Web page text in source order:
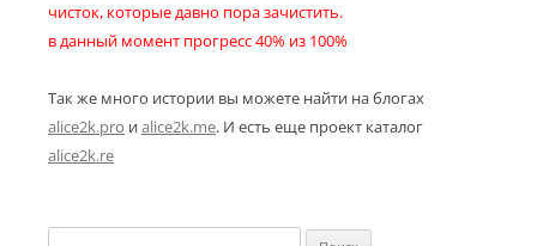
чисток, которые давно пора зачистить.
в данный момент прогресс 40% из 100%
Так же много истории вы можете найти на блогах
alice2k.pro иalice2k.me. И есть еще проект каталог
alice2k.re